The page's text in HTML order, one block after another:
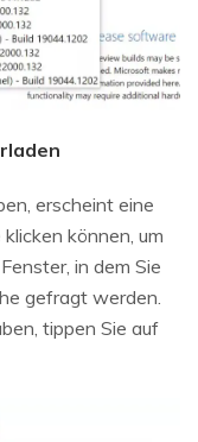
erscheint eine
können, um
in dem Sie
gefragt werden.
tippen Sie auf